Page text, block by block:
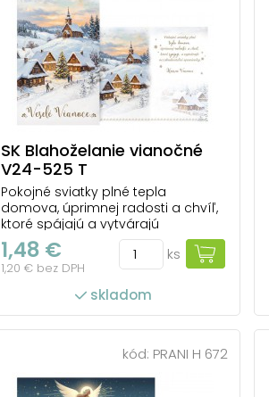
SK Blahoželanie vianočné
V24-525 T
Pokojné sviatky plné tepla
domova, úprimnej radosti a chvíľ,
ktoré spájajú a vytvárajú
nezabudnuteľné spomienky.
1,48 €
1,20 € bez DPH
ks
skladom
kód: PRANI H 672